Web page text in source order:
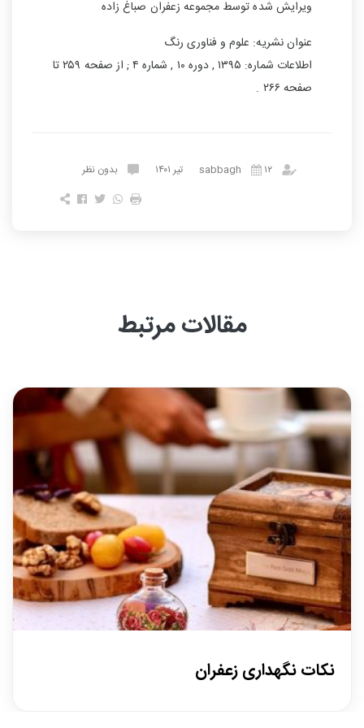
ویرایش شده توسط مجموعه زعفران صباغ زاده
عنوان نشریه: علوم و فناوری رنگ
اطلاعات شماره: ۱۳۹۵ , دوره ۱۰ , شماره ۴ ; از صفحه ۲۵۹ تا
صفحه ۲۶۶ .
sabbagh۱۲ تیر ۱۴۰۱ بدون نظر
مقالات مرتبط
نکات نگهداری زعفران